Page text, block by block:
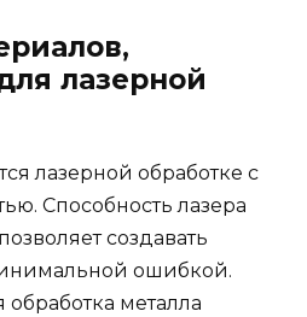
лазерной
лазерной обработке с
Способность лазера
создавать
ошибкой.
обработка металла